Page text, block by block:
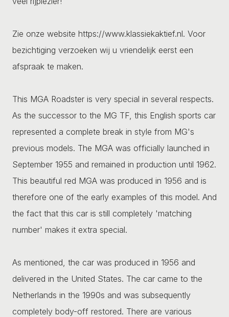
Zie onze website https://www.klassiekaktief.nl. Voor
bezichtiging verzoeken wij u vriendelijk eerst een
afspraak te maken.
This MGA Roadster is very special in several respects.
As the successor to the MG TF, this English sports car
represented a complete break in style from MG's
previous models. The MGA was officially launched in
September 1955 and remained in production until 1962.
This beautiful red MGA was produced in 1956 and is
therefore one of the early examples of this model. And
the fact that this car is still completely 'matching
number' makes it extra special.
As mentioned, the car was produced in 1956 and
delivered in the United States. The car came to the
Netherlands in the 1990s and was subsequently
completely body-off restored. There are various